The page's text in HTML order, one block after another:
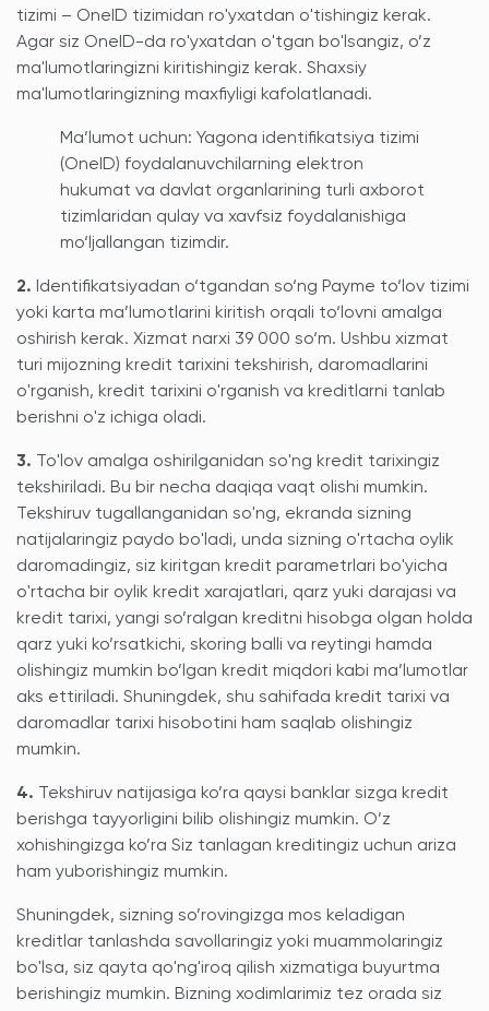
tizimi – OneID tizimidan ro'yxatdan o'tishingiz kerak.
Agar siz OneID-da ro'yxatdan o'tgan bo'lsangiz, o’z
ma'lumotlaringizni kiritishingiz kerak. Shaxsiy
ma'lumotlaringizning maxfiyligi kafolatlanadi.
Ma’lumot uchun: Yagona identifikatsiya tizimi
(OneID) foydalanuvchilarning elektron
hukumat va davlat organlarining turli axborot
tizimlaridan qulay va xavfsiz foydalanishiga
mo‘ljallangan tizimdir.
2. Identifikatsiyadan o‘tgandan so‘ng Payme to‘lov tizimi
yoki karta ma’lumotlarini kiritish orqali to‘lovni amalga
oshirish kerak. Xizmat narxi 39 000 so‘m. Ushbu xizmat
turi mijozning kredit tarixini tekshirish, daromadlarini
o'rganish, kredit tarixini o'rganish va kreditlarni tanlab
berishni o'z ichiga oladi.
3. To'lov amalga oshirilganidan so'ng kredit tarixingiz
tekshiriladi. Bu bir necha daqiqa vaqt olishi mumkin.
Tekshiruv tugallanganidan so'ng, ekranda sizning
natijalaringiz paydo bo'ladi, unda sizning o'rtacha oylik
daromadingiz, siz kiritgan kredit parametrlari bo'yicha
o'rtacha bir oylik kredit xarajatlari, qarz yuki darajasi va
kredit tarixi, yangi so’ralgan kreditni hisobga olgan holda
qarz yuki ko’rsatkichi, skoring balli va reytingi hamda
olishingiz mumkin bo’lgan kredit miqdori kabi ma’lumotlar
aks ettiriladi. Shuningdek, shu sahifada kredit tarixi va
daromadlar tarixi hisobotini ham saqlab olishingiz
mumkin.
4. Tekshiruv natijasiga ko’ra qaysi banklar sizga kredit
berishga tayyorligini bilib olishingiz mumkin. O’z
xohishingizga ko’ra Siz tanlagan kreditingiz uchun ariza
ham yuborishingiz mumkin.
Shuningdek, sizning so’rovingizga mos keladigan
kreditlar tanlashda savollaringiz yoki muammolaringiz
bo'lsa, siz qayta qo'ng'iroq qilish xizmatiga buyurtma
berishingiz mumkin. Bizning xodimlarimiz tez orada siz